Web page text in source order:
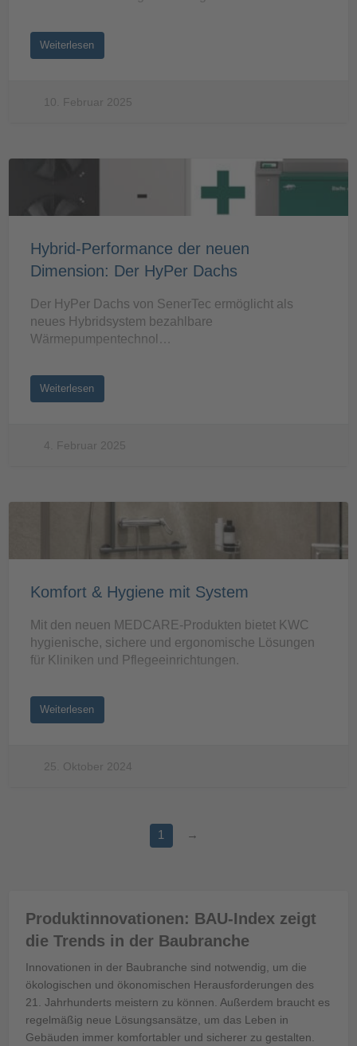
Weiterlesen
10. Februar 2025
Hybrid-Performance der neuen
Dimension: Der HyPer Dachs
Der HyPer Dachs von SenerTec ermöglicht als
neues Hybridsystem bezahlbare
Wärmepumpentechnol…
Weiterlesen
4. Februar 2025
Komfort & Hygiene mit System
Mit den neuen MEDCARE-Produkten bietet KWC
hygienische, sichere und ergonomische Lösungen
für Kliniken und Pflegeeinrichtungen.
Weiterlesen
25. Oktober 2024
1 →
Produktinnovationen: BAU-Index zeigt
die Trends in der Baubranche
Innovationen in der Baubranche sind notwendig, um die
ökologischen und ökonomischen Herausforderungen des
21. Jahrhunderts meistern zu können. Außerdem braucht es
regelmäßig neue Lösungsansätze, um das Leben in
Gebäuden immer komfortabler und sicherer zu gestalten.